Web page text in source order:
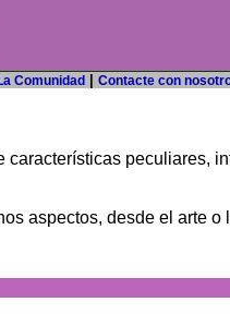
Comunidad Contacte con
características peculiares,
aspectos, desde el arte o